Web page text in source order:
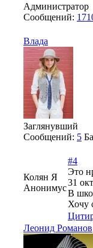
Администратор
Сообщений:
Влада
Заглянувший
Сообщений: 5
Колян Я
Анонимус
#4
Это
31
В
Хочу
Леонид Романов